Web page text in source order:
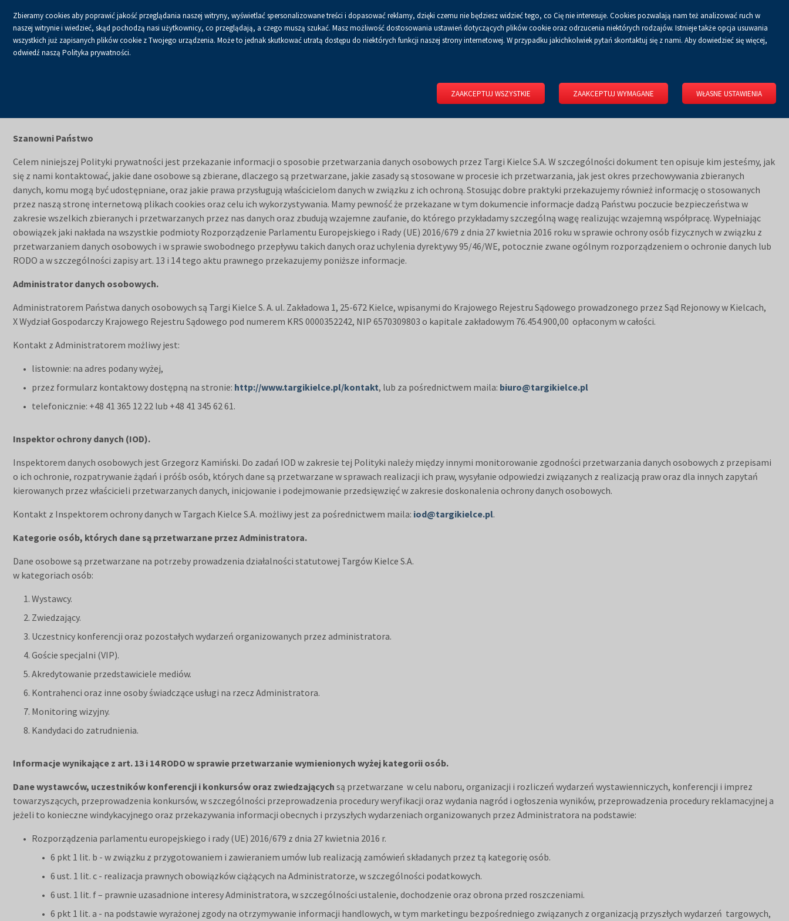
ACzcionka
domyślna
A+ Czcionka
powiększona
A++Czcionka
największa
A
Włącz
tryb
Włącz
wersję
RSS Dla mediów BIP Polityka prywatności ZALOGUJ SIĘ 0.00 zł Koszyk
Szanowni Państwo
Celem niniejszej Polityki prywatności jest przekazanie informacji o sposobie przetwarzania danych osobowych przez Targi Kielce S.A. W szczególności dokument ten opisuje kim jesteśmy, jak
się z nami kontaktować, jakie dane osobowe są zbierane, dlaczego są przetwarzane, jakie zasady są stosowane w procesie ich przetwarzania, jak jest okres przechowywania zbieranych
danych, komu mogą być udostępniane, oraz jakie prawa przysługują właścicielom danych w związku z ich ochroną. Stosując dobre praktyki przekazujemy również informację o stosowanych
przez naszą stronę internetową plikach cookies oraz celu ich wykorzystywania. Mamy pewność że przekazane w tym dokumencie informacje dadzą Państwu poczucie bezpieczeństwa w
zakresie wszelkich zbieranych i przetwarzanych przez nas danych oraz zbudują wzajemne zaufanie, do którego przykładamy szczególną wagę realizując wzajemną współpracę. Wypełniając
obowiązek jaki nakłada na wszystkie podmioty Rozporządzenie Parlamentu Europejskiego i Rady (UE) 2016/679 z dnia 27 kwietnia 2016 roku w sprawie ochrony osób fizycznych w związku z
przetwarzaniem danych osobowych i w sprawie swobodnego przepływu takich danych oraz uchylenia dyrektywy 95/46/WE, potocznie zwane ogólnym rozporządzeniem o ochronie danych lub
RODO a w szczególności zapisy art. 13 i 14 tego aktu prawnego przekazujemy poniższe informacje.
Administrator danych osobowych.
Administratorem Państwa danych osobowych są Targi Kielce S. A. ul. Zakładowa 1, 25-672 Kielce, wpisanymi do Krajowego Rejestru Sądowego prowadzonego przez Sąd Rejonowy w Kielcach,
X Wydział Gospodarczy Krajowego Rejestru Sądowego pod numerem KRS 0000352242, NIP 6570309803 o kapitale zakładowym 76.454.900,00 opłaconym w całości.
Kontakt z Administratorem możliwy jest:
listownie: na adres podany wyżej,
przez formularz kontaktowy dostępną na stronie: http://www.targikielce.pl/kontakt, lub za pośrednictwem maila: biuro@targikielce.pl
telefonicznie: +48 41 365 12 22 lub +48 41 345 62 61.
Inspektor ochrony danych (IOD).
Inspektorem danych osobowych jest Grzegorz Kamiński. Do zadań IOD w zakresie tej Polityki należy między innymi monitorowanie zgodności przetwarzania danych osobowych z przepisami
o ich ochronie, rozpatrywanie żądań i próśb osób, których dane są przetwarzane w sprawach realizacji ich praw, wysyłanie odpowiedzi związanych z realizacją praw oraz dla innych zapytań
kierowanych przez właścicieli przetwarzanych danych, inicjowanie i podejmowanie przedsięwzięć w zakresie doskonalenia ochrony danych osobowych.
Kontakt z Inspektorem ochrony danych w Targach Kielce S.A. możliwy jest za pośrednictwem maila: iod@targikielce.pl.
Kategorie osób, których dane są przetwarzane przez Administratora.
Dane osobowe są przetwarzane na potrzeby prowadzenia działalności statutowej Targów Kielce S.A.
w kategoriach osób:
Wystawcy.
Zwiedzający.
Uczestnicy konferencji oraz pozostałych wydarzeń organizowanych przez administratora.
Goście specjalni (VIP).
Akredytowanie przedstawiciele mediów.
Kontrahenci oraz inne osoby świadczące usługi na rzecz Administratora.
Monitoring wizyjny.
Kandydaci do zatrudnienia.
Informacje wynikające z art. 13 i 14 RODO w sprawie przetwarzanie wymienionych wyżej kategorii osób.
Dane wystawców, uczestników konferencji i konkursów oraz zwiedzających są przetwarzane w celu naboru, organizacji i rozliczeń wydarzeń wystawienniczych, konferencji i imprez
towarzyszących, przeprowadzenia konkursów, w szczególności przeprowadzenia procedury weryfikacji oraz wydania nagród i ogłoszenia wyników, przeprowadzenia procedury reklamacyjnej a
jeżeli to konieczne windykacyjnego oraz przekazywania informacji obecnych i przyszłych wydarzeniach organizowanych przez Administratora na podstawie:
Rozporządzenia parlamentu europejskiego i rady (UE) 2016/679 z dnia 27 kwietnia 2016 r.
6 pkt 1 lit. b - w związku z przygotowaniem i zawieraniem umów lub realizacją zamówień składanych przez tą kategorię osób.
6 ust. 1 lit. c - realizacja prawnych obowiązków ciążących na Administratorze, w szczególności podatkowych.
6 ust. 1 lit. f – prawnie uzasadnione interesy Administratora, w szczególności ustalenie, dochodzenie oraz obrona przed roszczeniami.
6 pkt 1 lit. a - na podstawie wyrażonej zgody na otrzymywanie informacji handlowych, w tym marketingu bezpośredniego związanych z organizacją przyszłych wydarzeń targowych,
Zbieramy cookies aby poprawić jakość przeglądania naszej witryny, wyświetlać spersonalizowane treści i dopasować reklamy, dzięki czemu nie będziesz widzieć tego, co Cię nie interesuje. Cookies pozwalają nam też analizować ruch w
naszej witrynie i wiedzieć, skąd pochodzą nasi użytkownicy, co przeglądają, a czego muszą szukać. Masz możliwość dostosowania ustawień dotyczących plików cookie oraz odrzucenia niektórych rodzajów. Istnieje także opcja usuwania
wszystkich już zapisanych plików cookie z Twojego urządzenia. Może to jednak skutkować utratą dostępu do niektórych funkcji naszej strony internetowej. W przypadku jakichkolwiek pytań skontaktuj się z nami. Aby dowiedzieć się więcej,
odwiedź naszą Polityka prywatności.
ZAAKCEPTUJ WSZYSTKIE ZAAKCEPTUJ WYMAGANE WŁASNE USTAWIENIA